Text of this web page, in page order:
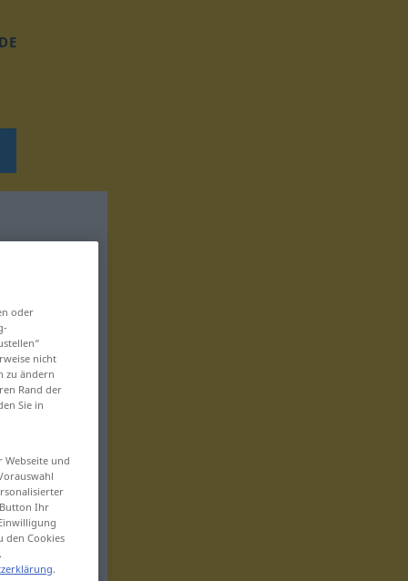
oder
nicht
zu ändern
Rand der
Sie in
und
Ihr
den Cookies
.